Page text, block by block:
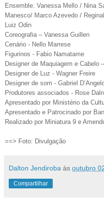
Ensemble: Vanessa Mello / Nina
Manesco/ Marco Azevedo /
Luiz Odin
Coreografia – Vanessa Guillen
Cenário - Nello Marrese
Figurinos - Fabio Namatame
Designer de Maquiagem e Cabelo
Designer de Luz - Wagner Freire
Designer de som - Gabriel
Produtores associados - Rose
Apresentado por Ministério da
Apresentado e Patrocinado por
Realizado por Miniatura 9 e
==> Foto: Divulgação
Dalton Jendiroba às outubro
Compartilhar